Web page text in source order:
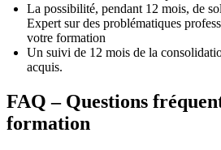
La possibilité, pendant 12 mois, de
Expert sur des problématiques
votre formation
Un suivi de 12 mois de la
acquis.
FAQ – Questions
formation